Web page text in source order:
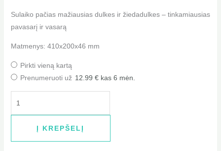
Sulaiko pačias mažiausias dulkes ir žiedadulkes – tinkamiausias
pavasarį ir vasarą
Matmenys: 410x200x46 mm
Pirkti vieną kartą
Prenumeruoti už 12.99€ kas 6 mėn.
Į KREPŠELĮ